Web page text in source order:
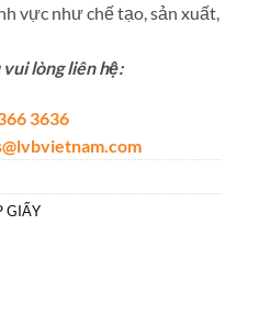
vực như chế tạo, sản xuất,
lòng liên hệ:
3636
GIẤY